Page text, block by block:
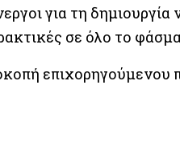
για τη
σε όλο το
επιχορηγούμενου